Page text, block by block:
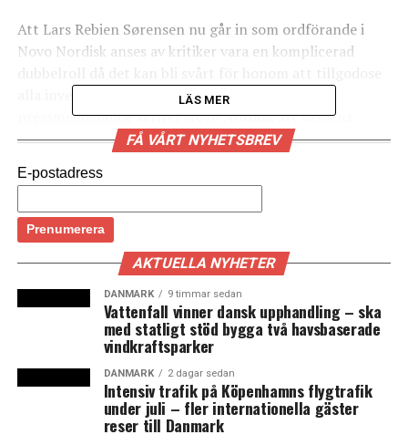
Att Lars Rebien Sørensen nu går in som ordförande i
Novo Nordisk anses av kritiker vara en komplicerad
alla investerares oberoende intressen. I
pressmeddelandeskriver Novo Nordisk att Rebiens
fokus kommer att vara att stötta den nya VDn Mike
efterträdare och se till företagets investerares
(News Øresund)
Läs mer om Novo Nordisk här:
Nästan hela styrelsen i Novo Nordisk avgår efter
oenigheter med ägaren Novo Nordisk Fonden
Novo Nordisk avskedar 9 000 medarbetare i ett
omfattande sparpaket
LÄS MER
FÅ VÅRT NYHETSBREV
E-postadress
AKTUELLA NYHETER
DANMARK 9 timmar sedan
Vattenfall vinner dansk upphandling – ska
med statligt stöd bygga två havsbaserade
vindkraftsparker
DANMARK 2 dagar sedan
Intensiv trafik på Köpenhamns flygtrafik
under juli – fler internationella gäster
reser till Danmark